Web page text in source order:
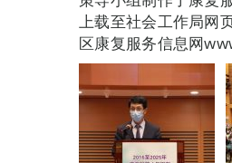
上载至社会工作局网
区康复服务信息网